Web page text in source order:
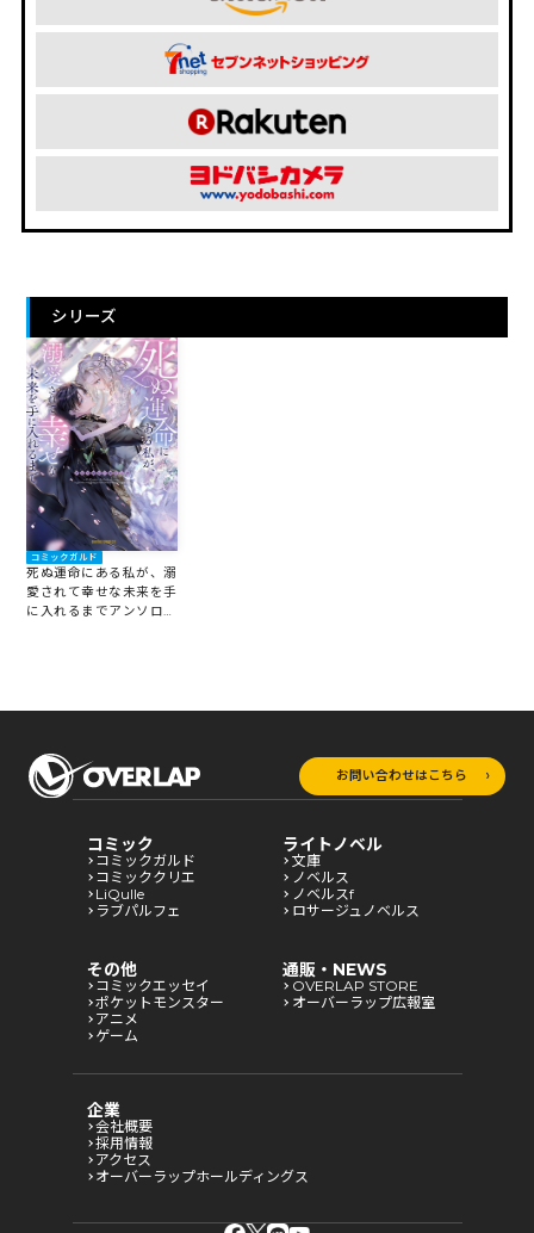
シリーズ
コミックガルド
死ぬ運命にある私が、溺
愛されて幸せな未来を手
に入れるまでアンソロジ
お問い合わせはこちら
コミック
コミックガルド
コミッククリエ
LiQulle
ラブパルフェ
ライトノベル
文庫
ノベルス
ノベルスf
ロサージュノベルス
その他
コミックエッセイ
ポケットモンスター
アニメ
ゲーム
通販・NEWS
OVERLAP STORE
オーバーラップ広報室
企業
会社概要
採用情報
アクセス
オーバーラップホールディングス